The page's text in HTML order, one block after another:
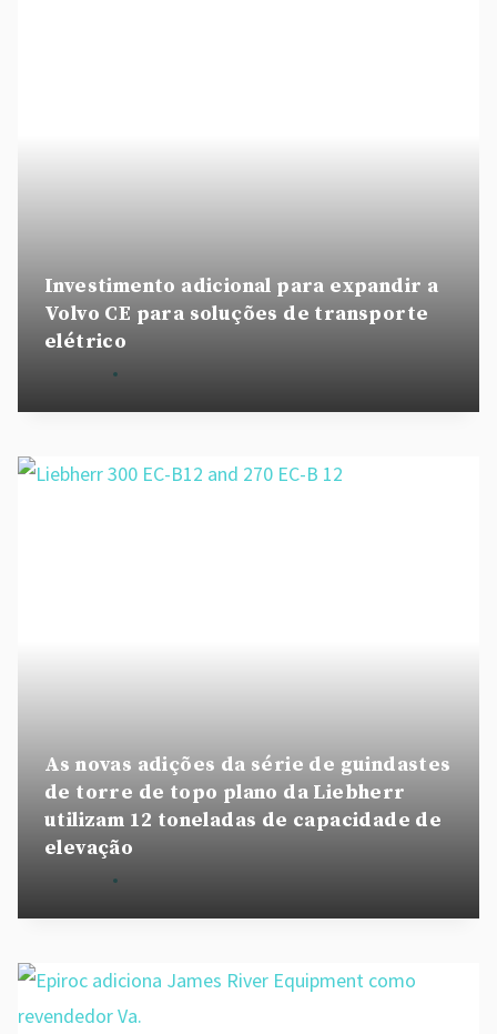
Investimento adicional para expandir a
Volvo CE para soluções de transporte
elétrico
As novas adições da série de guindastes
de torre de topo plano da Liebherr
utilizam 12 toneladas de capacidade de
elevação